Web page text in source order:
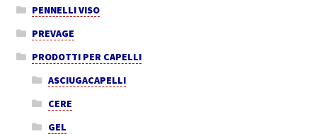
PENNELLI VISO
PREVAGE
PRODOTTI PER CAPELLI
ASCIUGACAPELLI
CERE
GEL